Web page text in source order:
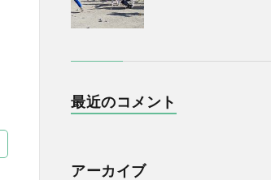
最近のコメント
アーカイブ